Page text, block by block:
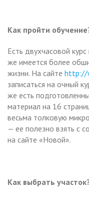
Как пройти
Есть двухчасовой курс
же имеется более
жизни. На сайте http://
записаться на очный
же есть
материал на 16
весьма толковую
— ее полезно взять с
на сайте «Новой».
Как выбрать